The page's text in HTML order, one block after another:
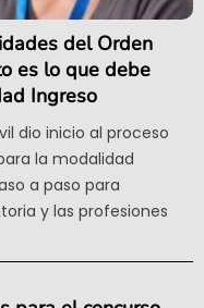
del Orden
es lo que debe
Ingreso
dio inicio al proceso
la modalidad
a paso para
y las profesiones